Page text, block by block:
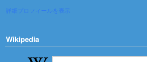
詳細プロフィールを表示
Wikipedia